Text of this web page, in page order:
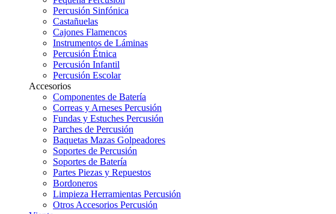
Percusión Sinfónica
Castañuelas
Cajones Flamencos
Instrumentos de Láminas
Percusión Étnica
Percusión Infantil
Percusión Escolar
Accesorios
Componentes de Batería
Correas y Arneses Percusión
Fundas y Estuches Percusión
Parches de Percusión
Baquetas Mazas Golpeadores
Soportes de Percusión
Soportes de Batería
Partes Piezas y Repuestos
Bordoneros
Limpieza Herramientas Percusión
Otros Accesorios Percusión